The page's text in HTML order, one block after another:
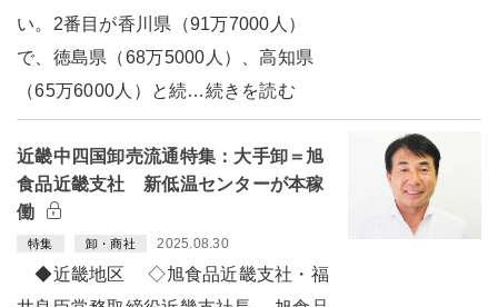
い。2番目が香川県（91万7000人）
で、徳島県（68万5000人）、高知県
（65万6000人）と続…続きを読む
近畿中四国卸売流通特集：大手卸＝旭
食品近畿支社 新低温センターが本稼
働
特集 卸・商社 2025.08.30
◆近畿地区 ◇旭食品近畿支社・福